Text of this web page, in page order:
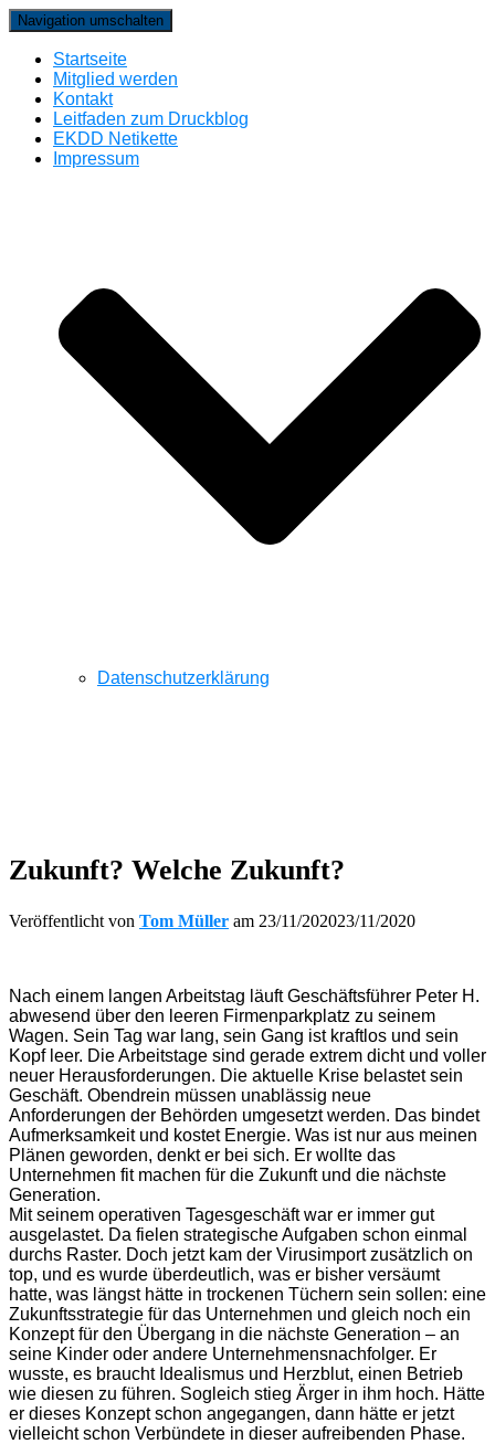
Navigation umschalten
Startseite
Mitglied werden
Kontakt
Leitfaden zum Druckblog
EKDD Netikette
Impressum
Datenschutzerklärung
Zukunft? Welche Zukunft?
Veröffentlicht von Tom Müller am 23/11/202023/11/2020
Nach einem langen Arbeitstag läuft Geschäftsführer Peter H.
abwesend über den leeren Firmenparkplatz zu seinem
Wagen. Sein Tag war lang, sein Gang ist kraftlos und sein
Kopf leer. Die Arbeitstage sind gerade extrem dicht und voller
neuer Herausforderungen. Die aktuelle Krise belastet sein
Geschäft. Obendrein müssen unablässig neue
Anforderungen der Behörden umgesetzt werden. Das bindet
Aufmerksamkeit und kostet Energie. Was ist nur aus meinen
Plänen geworden, denkt er bei sich. Er wollte das
Unternehmen fit machen für die Zukunft und die nächste
Generation.
Mit seinem operativen Tagesgeschäft war er immer gut
ausgelastet. Da fielen strategische Aufgaben schon einmal
durchs Raster. Doch jetzt kam der Virusimport zusätzlich on
top, und es wurde überdeutlich, was er bisher versäumt
hatte, was längst hätte in trockenen Tüchern sein sollen: eine
Zukunftsstrategie für das Unternehmen und gleich noch ein
Konzept für den Übergang in die nächste Generation – an
seine Kinder oder andere Unternehmensnachfolger. Er
wusste, es braucht Idealismus und Herzblut, einen Betrieb
wie diesen zu führen. Sogleich stieg Ärger in ihm hoch. Hätte
er dieses Konzept schon angegangen, dann hätte er jetzt
vielleicht schon Verbündete in dieser aufreibenden Phase.